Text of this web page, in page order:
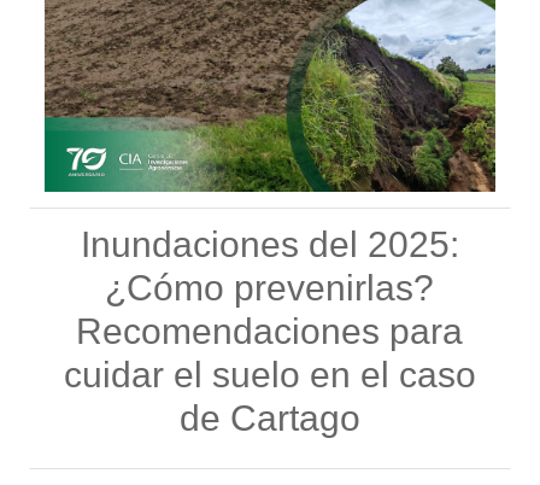
Inundaciones del 2025:
¿Cómo prevenirlas?
Recomendaciones para
cuidar el suelo en el caso
de Cartago